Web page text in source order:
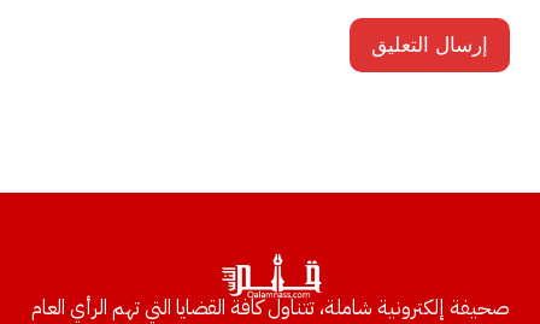
صحيفة إلكترونية شاملة، تتناول كافة القضايا التي تهم الرأي العام